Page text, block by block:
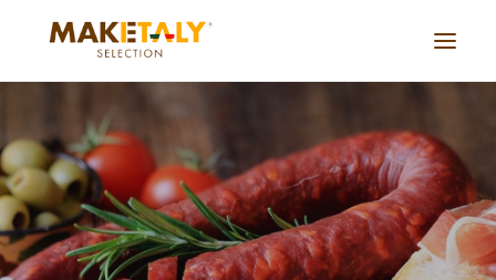
Progetti
Accordi
Servizi